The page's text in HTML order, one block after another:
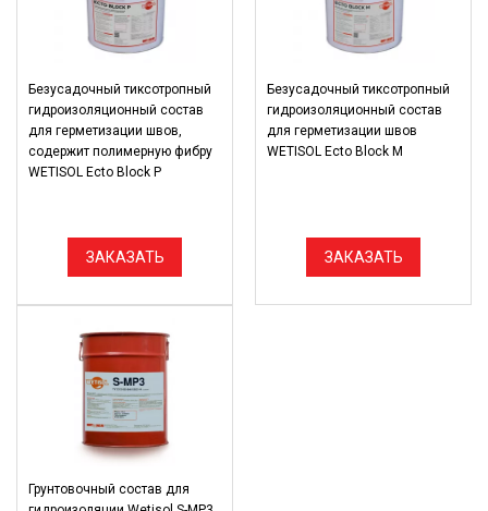
Безусадочный тиксотропный
гидроизоляционный состав
для герметизации швов,
содержит полимерную фибру
WETISOL Ecto Block Р
ЗАКАЗАТЬ
Безусадочный тиксотропный
гидроизоляционный состав
для герметизации швов
WETISOL Ecto Block M
ЗАКАЗАТЬ
Грунтовочный состав для